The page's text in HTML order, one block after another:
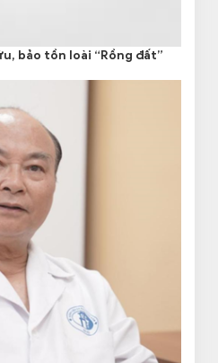
bảo tồn loài “Rồng đất”